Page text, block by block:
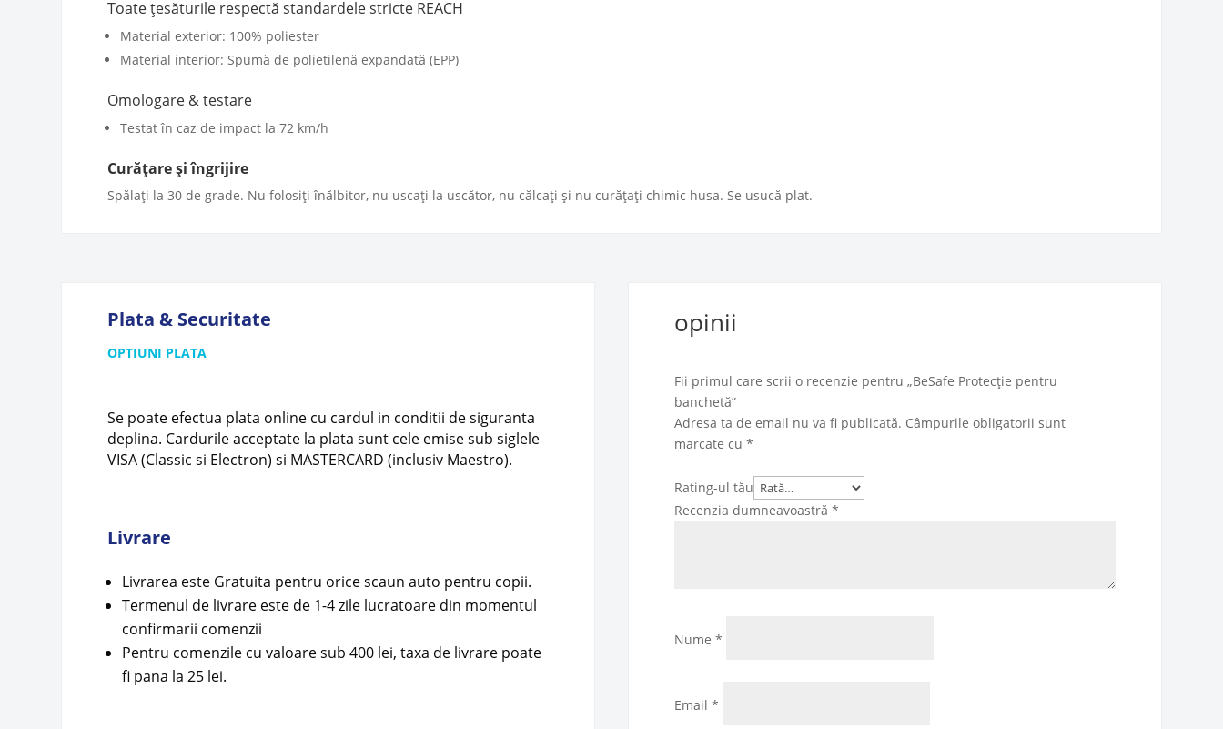
Toate țesăturile respectă standardele stricte REACH
Material exterior: 100% poliester
Material interior: Spumă de polietilenă expandată (EPP)
Omologare & testare
Testat în caz de impact la 72 km/h
Curățare și îngrijire
Spălați la 30 de grade. Nu folosiți înălbitor, nu uscați la uscător, nu călcați și nu curățați chimic husa. Se usucă plat.
Plata & Securitate
OPTIUNI PLATA
Se poate efectua plata online cu cardul in conditii de siguranta
deplina. Cardurile acceptate la plata sunt cele emise sub siglele
VISA (Classic si Electron) si MASTERCARD (inclusiv Maestro).
Livrare
Livrarea este Gratuita pentru orice scaun auto pentru copii.
Termenul de livrare este de 1-4 zile lucratoare din momentul
confirmarii comenzii
Pentru comenzile cu valoare sub 400 lei, taxa de livrare poate
fi pana la 25 lei.
opinii
Fii primul care scrii o recenzie pentru „BeSafe Protecție pentru
banchetă”
Adresa ta de email nu va fi publicată. Câmpurile obligatorii sunt
marcate cu*
Rating-ul tău
Recenzia dumneavoastră*
Nume*
Email*